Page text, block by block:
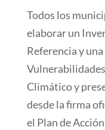
Todos los
elaborar un
Referencia y una
Climático y
desde la firma
el Plan de